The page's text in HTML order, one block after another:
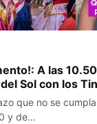
A las
Sol con los
que no se
y de…